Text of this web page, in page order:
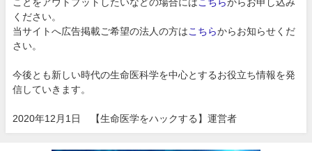
ことをアウトプットしたいなどの場合には こちらからお申し込み
ください。
当サイトへ広告掲載ご希望の法人の方は こちらからお知らせくだ
さい。
今後とも新しい時代の生命医科学を中心とするお役立ち情報を発
信していきます。
2020年12月1日 【生命医学をハックする】運営者